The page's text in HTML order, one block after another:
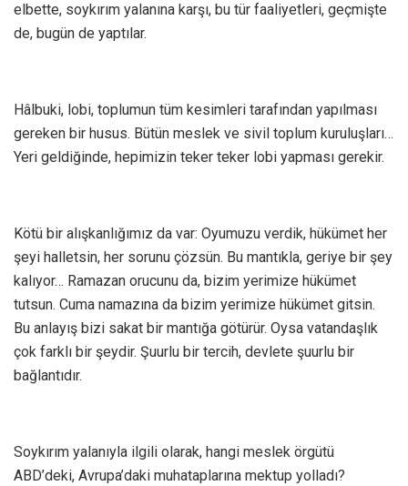
elbette, soykırım yalanına karşı, bu tür faaliyetleri, geçmişte
de, bugün de yaptılar.
Hâlbuki, lobi, toplumun tüm kesimleri tarafından yapılması
gereken bir husus. Bütün meslek ve sivil toplum kuruluşları…
Yeri geldiğinde, hepimizin teker teker lobi yapması gerekir.
Kötü bir alışkanlığımız da var: Oyumuzu verdik, hükümet her
şeyi halletsin, her sorunu çözsün. Bu mantıkla, geriye bir şey
kalıyor… Ramazan orucunu da, bizim yerimize hükümet
tutsun. Cuma namazına da bizim yerimize hükümet gitsin.
Bu anlayış bizi sakat bir mantığa götürür. Oysa vatandaşlık
çok farklı bir şeydir. Şuurlu bir tercih, devlete şuurlu bir
bağlantıdır.
Soykırım yalanıyla ilgili olarak, hangi meslek örgütü
ABD’deki, Avrupa’daki muhataplarına mektup yolladı?